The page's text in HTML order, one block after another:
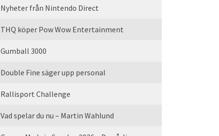
Nyheter från Nintendo Direct
THQ köper Pow Wow Entertainment
Gumball 3000
Double Fine säger upp personal
Rallisport Challenge
Vad spelar du nu – Martin Wahlund